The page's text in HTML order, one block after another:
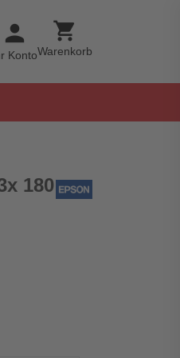
person
Konto
shopping_cart
Warenkorb
180